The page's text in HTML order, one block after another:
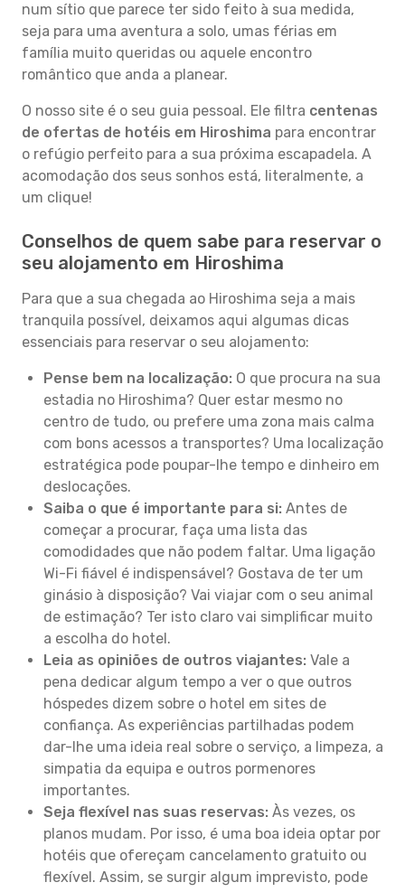
num sítio que parece ter sido feito à sua medida,
seja para uma aventura a solo, umas férias em
família muito queridas ou aquele encontro
romântico que anda a planear.
O nosso site é o seu guia pessoal. Ele filtra centenas
de ofertas de hotéis em Hiroshima para encontrar
o refúgio perfeito para a sua próxima escapadela. A
acomodação dos seus sonhos está, literalmente, a
um clique!
Conselhos de quem sabe para reservar o
seu alojamento em Hiroshima
Para que a sua chegada ao Hiroshima seja a mais
tranquila possível, deixamos aqui algumas dicas
essenciais para reservar o seu alojamento:
Pense bem na localização: O que procura na sua
estadia no Hiroshima? Quer estar mesmo no
centro de tudo, ou prefere uma zona mais calma
com bons acessos a transportes? Uma localização
estratégica pode poupar-lhe tempo e dinheiro em
deslocações.
Saiba o que é importante para si: Antes de
começar a procurar, faça uma lista das
comodidades que não podem faltar. Uma ligação
Wi-Fi fiável é indispensável? Gostava de ter um
ginásio à disposição? Vai viajar com o seu animal
de estimação? Ter isto claro vai simplificar muito
a escolha do hotel.
Leia as opiniões de outros viajantes: Vale a
pena dedicar algum tempo a ver o que outros
hóspedes dizem sobre o hotel em sites de
confiança. As experiências partilhadas podem
dar-lhe uma ideia real sobre o serviço, a limpeza, a
simpatia da equipa e outros pormenores
importantes.
Seja flexível nas suas reservas: Às vezes, os
planos mudam. Por isso, é uma boa ideia optar por
hotéis que ofereçam cancelamento gratuito ou
flexível. Assim, se surgir algum imprevisto, pode